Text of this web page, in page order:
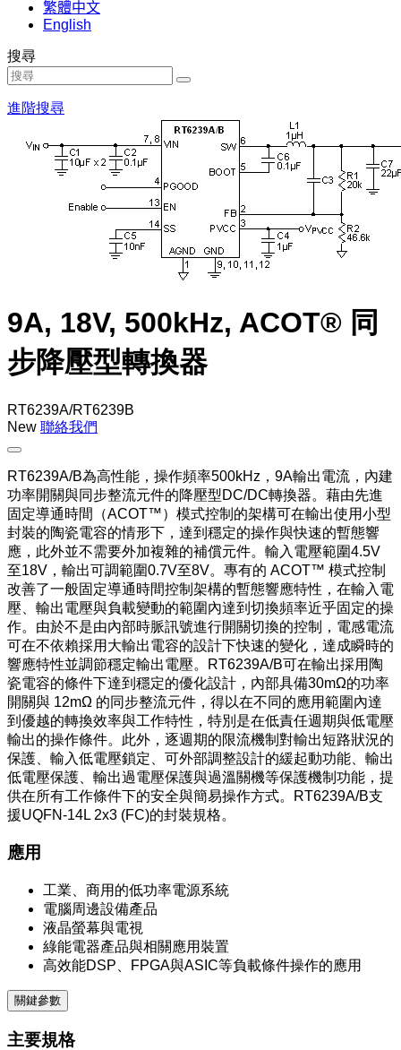
繁體中文
English
搜尋
進階搜尋
9A, 18V, 500kHz, ACOT® 同
步降壓型轉換器
RT6239A/RT6239B
New 聯絡我們
RT6239A/B為高性能，操作頻率500kHz，9A輸出電流，內建
功率開關與同步整流元件的降壓型DC/DC轉換器。藉由先進
固定導通時間（ACOT™）模式控制的架構可在輸出使用小型
封裝的陶瓷電容的情形下，達到穩定的操作與快速的暫態響
應，此外並不需要外加複雜的補償元件。輸入電壓範圍4.5V
至18V，輸出可調範圍0.7V至8V。專有的 ACOT™ 模式控制
改善了一般固定導通時間控制架構的暫態響應特性，在輸入電
壓、輸出電壓與負載變動的範圍內達到切換頻率近乎固定的操
作。由於不是由內部時脈訊號進行開關切換的控制，電感電流
可在不依賴採用大輸出電容的設計下快速的變化，達成瞬時的
響應特性並調節穩定輸出電壓。RT6239A/B可在輸出採用陶
瓷電容的條件下達到穩定的優化設計，內部具備30mΩ的功率
開關與 12mΩ 的同步整流元件，得以在不同的應用範圍內達
到優越的轉換效率與工作特性，特別是在低責任週期與低電壓
輸出的操作條件。此外，逐週期的限流機制對輸出短路狀況的
保護、輸入低電壓鎖定、可外部調整設計的緩起動功能、輸出
低電壓保護、輸出過電壓保護與過溫關機等保護機制功能，提
供在所有工作條件下的安全與簡易操作方式。RT6239A/B支
援UQFN-14L 2x3 (FC)的封裝規格。
應用
工業、商用的低功率電源系統
電腦周邊設備產品
液晶螢幕與電視
綠能電器產品與相關應用裝置
高效能DSP、FPGA與ASIC等負載條件操作的應用
關鍵參數
主要規格